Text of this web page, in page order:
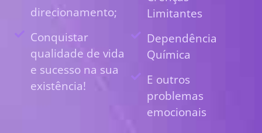
direcionamento;
Conquistar
qualidade de vida
e sucesso na sua
existência!
Limitantes
Dependência
Química
E outros
problemas
emocionais